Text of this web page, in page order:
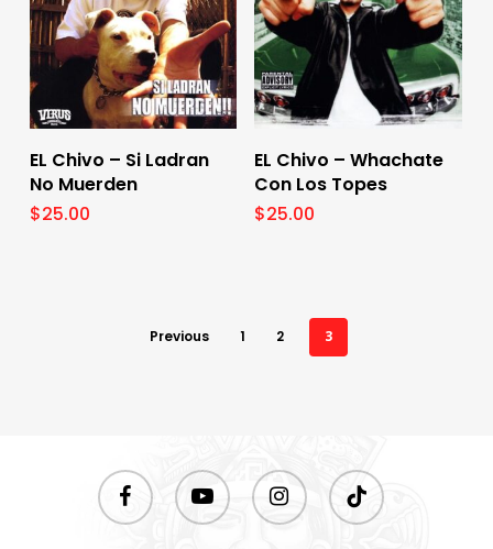
Add To Cart
EL Chivo – Si Ladran
No Muerden
$25.00
Add To Cart
EL Chivo – Whachate
Con Los Topes
$25.00
Previous 1 2 3
facebook youtube instagram tiktok